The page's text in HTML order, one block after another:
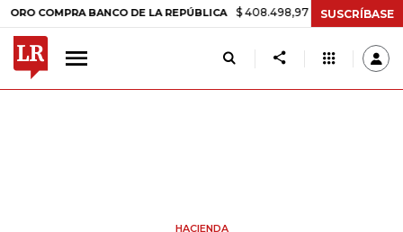
BANCO DE LA REPÚBLICA $ 408.498,97 +$ 8.753,81 +2,19%
SUSCRÍBASE
HACIENDA